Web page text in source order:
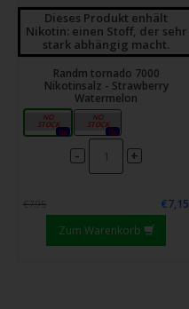
Dieses Produkt enhält
Nikotin: einen Stoff, der sehr
stark abhängig macht.
Randm tornado 7000
Nikotinsalz - Strawberry
Watermelon
10mg
0x
20mg
0x
- +
€7,95
€7,15
Zum Warenkorb